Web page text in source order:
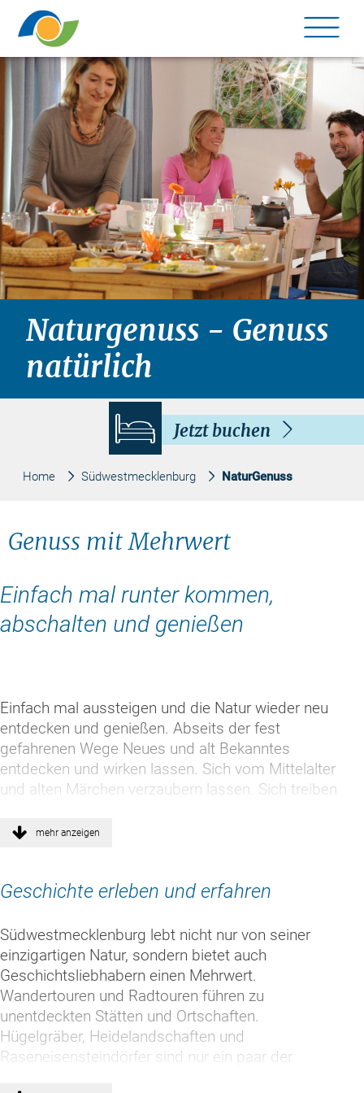
Naturgenuss - Genuss
natürlich
Jetzt buchen
Home Südwestmecklenburg NaturGenuss
Genuss mit Mehrwert
Einfach mal runter kommen,
abschalten und genießen
Einfach mal aussteigen und die Natur wieder neu
entdecken und genießen. Abseits der fest
gefahrenen Wege Neues und alt Bekanntes
entdecken und wirken lassen. Sich vom Mittelalter
und alten Märchen verzaubern lassen. Sich treiben
weiterlesen
mehr anzeigen
Geschichte erleben und erfahren
Südwestmecklenburg lebt nicht nur von seiner
einzigartigen Natur, sondern bietet auch
Geschichtsliebhabern einen Mehrwert.
Wandertouren und Radtouren führen zu
unentdeckten Stätten und Ortschaften.
Hügelgräber, Heidelandschaften und
Raseneisensteindörfer sind nur ein paar der